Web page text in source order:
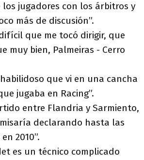
jugadores con los árbitros y
más de discusión”.
que me tocó dirigir, que
muy bien, Palmeiras - Cerro
que vi en una cancha
jugaba en Racing”.
entre Flandria y Sarmiento,
declarando hasta las
2010”.
es un técnico complicado